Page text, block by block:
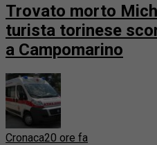
Trovato morto
turista torinese
a Campomarino
Cronaca20 ore fa